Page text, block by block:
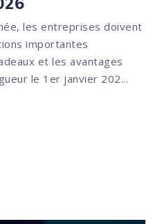
les entreprises doivent
importantes
et les avantages
le 1er janvier 202...